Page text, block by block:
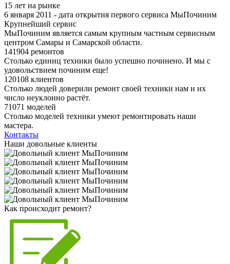
15 лет на рынке
6 января 2011 - дата открытия первого сервиса МыПочиним
Крупнейший сервис
МыПочиним является самым крупным частным сервисным
центром Самары и Самарской области.
141904 ремонтов
Столько единиц техники было успешно починено. И мы с
удовольствием починим еще!
120108 клиентов
Столько людей доверили ремонт своей техники нам и их
число неуклонно растёт.
71071 моделей
Столько моделей техники умеют ремонтировать наши
мастера.
Контакты
Наши довольные клиенты
Как происходит ремонт?